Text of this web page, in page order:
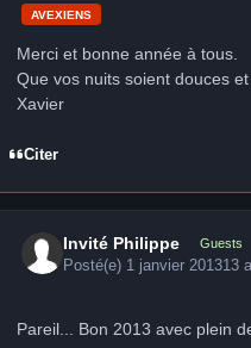
AVEXIENS
Merci et bonne année à tous.
Que vos nuits soient douces et
Xavier
Citer
Invité Philippe Guests
Posté(e) 1 janvier 201313 a
Pareil... Bon 2013 avec plein